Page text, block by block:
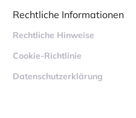
Rechtliche Informationen
Rechtliche Hinweise
Cookie-Richtlinie
Datenschutzerklärung